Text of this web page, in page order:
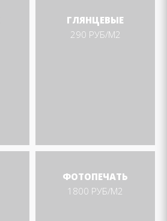
ГЛЯНЦЕВЫЕ
290 РУБ/М2
ФОТОПЕЧАТЬ
1800 РУБ/М2